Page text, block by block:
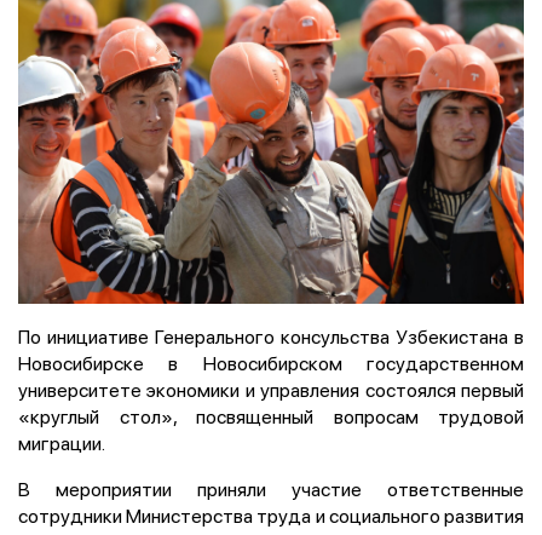
По инициативе Генерального консульства Узбекистана в
Новосибирске в Новосибирском государственном
университете экономики и управления состоялся первый
«круглый стол», посвященный вопросам трудовой
миграции.
В мероприятии приняли участие ответственные
сотрудники Министерства труда и социального развития